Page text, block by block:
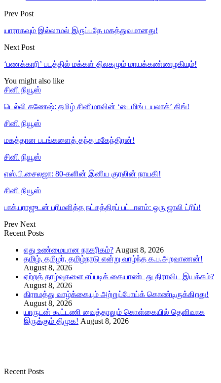
Prev Post
யாராகவும் இல்லாமல் இருப்பதே மகத்துவமானது!
Next Post
‘பணக்காரி’ படத்தில் மக்கள் திலகமும் மாயக்கண்ணழகியும்!
You might also like
சினி நியூஸ்
டெல்லி கணேஷ்: தமிழ் சினிமாவின் ‘டைமிங் டயலாக்’ கிங்!
சினி நியூஸ்
மகத்தான படங்களைத் தந்த மகேந்திரன்!
சினி நியூஸ்
எஸ்.பி.சைலஜா: 80-களின் இனிய குரலின் நாயகி!
சினி நியூஸ்
பாக்யராஜுடன் பரிமளித்த நட்சத்திரப் பட்டாளம்: ஒரு ஜாலி ட்ரிப்!
Prev Next
Recent Posts
எது உண்மையான நாகரிகம்? August 8, 2026
தமிழ், தமிழர், தமிழ்நாடு என்று வாழ்ந்த க.ப.அறவாணன்!
August 8, 2026
ஏற்றத் தாழ்வுகளை எப்படிக் கையாண்டது திராவிட இயக்கம்?
August 8, 2026
கிராமத்து வாழ்க்கையும் அற்றுப்போய்க் கொண்டிருக்கிறது!
August 8, 2026
யாருடன் கூட்டணி வைத்தாலும் கொள்கையில் தெளிவாக
இருக்கும் திமுக! August 8, 2026
Recent Posts